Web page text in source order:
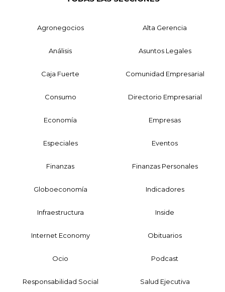
Agronegocios Alta Gerencia
Análisis Asuntos Legales
Caja Fuerte Comunidad Empresarial
Consumo Directorio Empresarial
Economía Empresas
Especiales Eventos
Finanzas Finanzas Personales
Globoeconomía Indicadores
Infraestructura Inside
Internet Economy Obituarios
Ocio Podcast
Responsabilidad Social Salud Ejecutiva